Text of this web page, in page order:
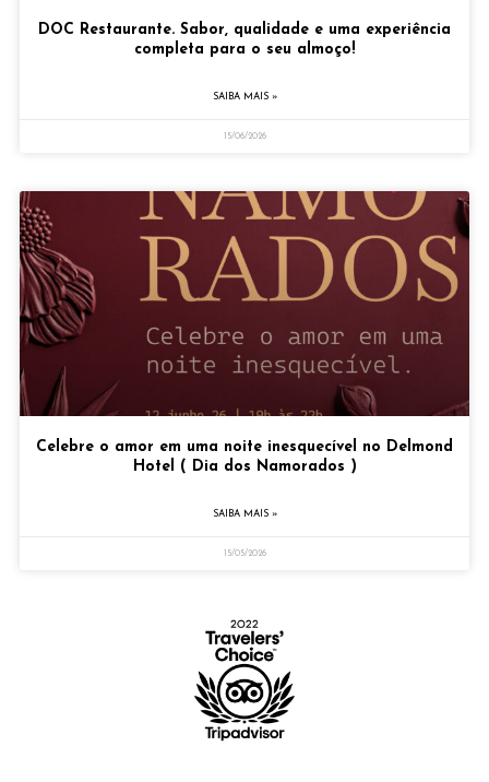
DOC Restaurante. Sabor, qualidade e uma experiência
completa para o seu almoço!
SAIBA MAIS »
15/06/2026
Celebre o amor em uma noite inesquecível no Delmond
Hotel ( Dia dos Namorados )
SAIBA MAIS »
15/05/2026